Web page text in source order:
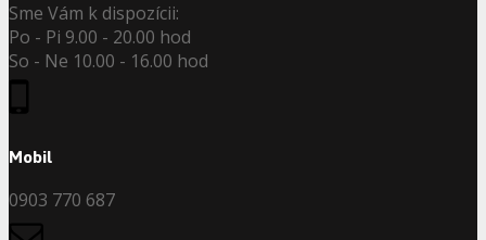
Sme Vám k dispozícii:
Po - Pi 9.00 - 20.00 hod
So - Ne 10.00 - 16.00 hod
Mobil
0903 770 687